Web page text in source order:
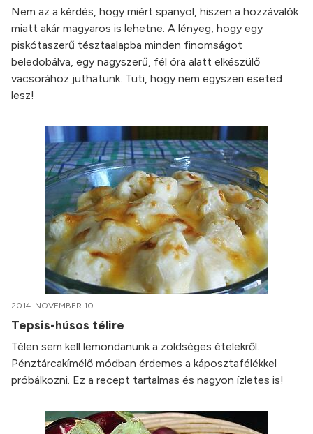
Nem az a kérdés, hogy miért spanyol, hiszen a hozzávalók
miatt akár magyaros is lehetne. A lényeg, hogy egy
piskótaszerű tésztaalapba minden finomságot
beledobálva, egy nagyszerű, fél óra alatt elkészülő
vacsorához juthatunk. Tuti, hogy nem egyszeri eseted
lesz!
2014. NOVEMBER 10.
Tepsis-húsos télire
Télen sem kell lemondanunk a zöldséges ételekről.
Pénztárcakímélő módban érdemes a káposztafélékkel
próbálkozni. Ez a recept tartalmas és nagyon ízletes is!